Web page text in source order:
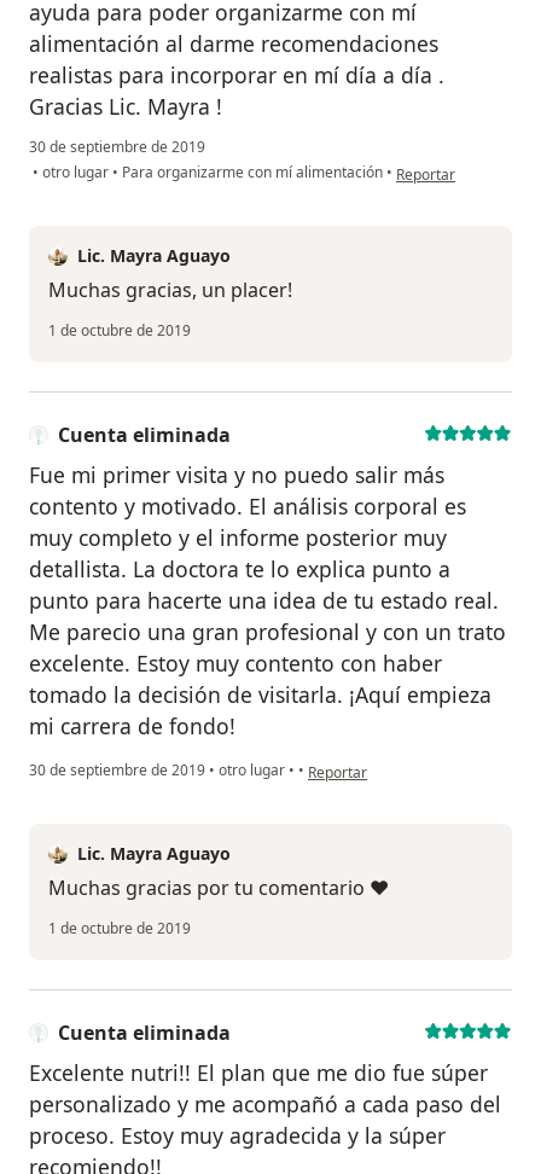
ayuda para poder organizarme con mí
alimentación al darme recomendaciones
realistas para incorporar en mí día a día .
Gracias Lic. Mayra !
30 de septiembre de 2019
• otro lugar • Para organizarme con mí alimentación • en opinión del
Reportar
Lic. Mayra Aguayo
Muchas gracias, un placer!
1 de octubre de 2019
Cuenta eliminada
Fue mi primer visita y no puedo salir más
contento y motivado. El análisis corporal es
muy completo y el informe posterior muy
detallista. La doctora te lo explica punto a
punto para hacerte una idea de tu estado real.
Me parecio una gran profesional y con un trato
excelente. Estoy muy contento con haber
tomado la decisión de visitarla. ¡Aquí empieza
mi carrera de fondo!
30 de septiembre de 2019 • otro lugar • • en opinión del usuario Cuenta
Reportar
Lic. Mayra Aguayo
Muchas gracias por tu comentario ❤
1 de octubre de 2019
Cuenta eliminada
Excelente nutri!! El plan que me dio fue súper
personalizado y me acompañó a cada paso del
proceso. Estoy muy agradecida y la súper
recomiendo!!